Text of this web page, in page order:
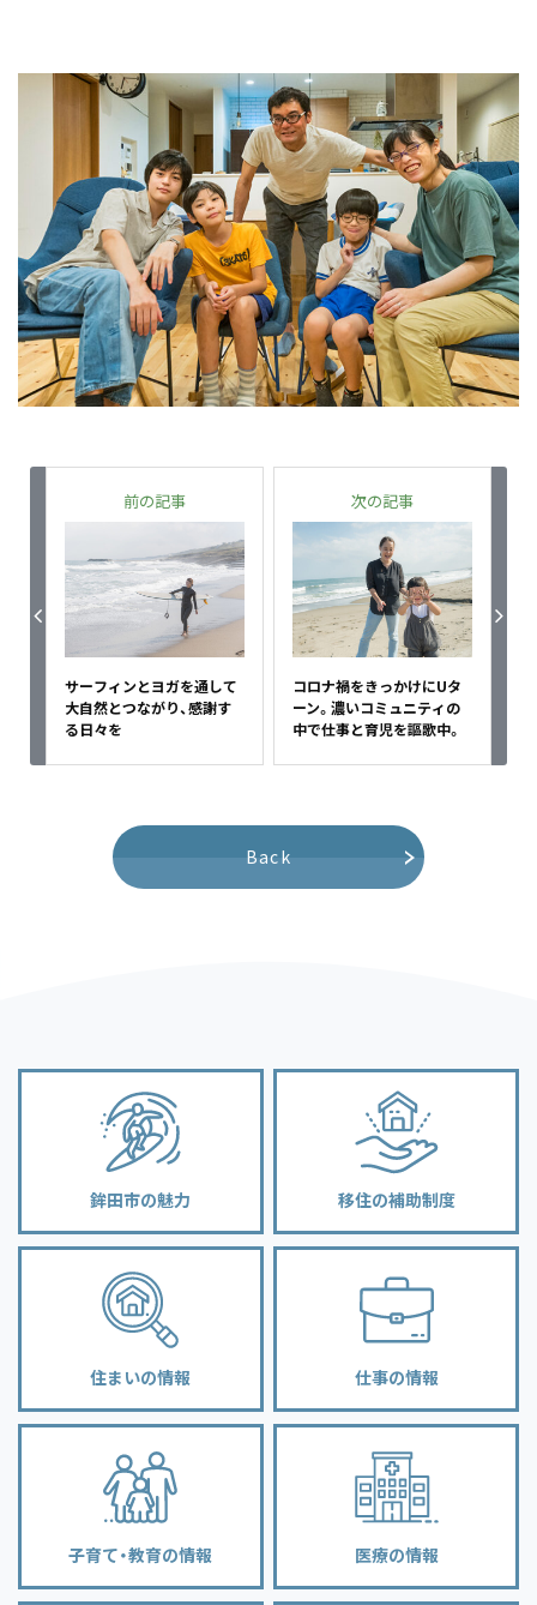
前の記事
サーフィンとヨガを通して
大自然とつながり、感謝す
る日々を
次の記事
コロナ禍をきっかけにUタ
ーン。濃いコミュニティの
中で仕事と育児を謳歌中。
Back
鉾田市の魅力 移住の補助制度
住まいの情報 仕事の情報
子育て・教育の情報 医療の情報